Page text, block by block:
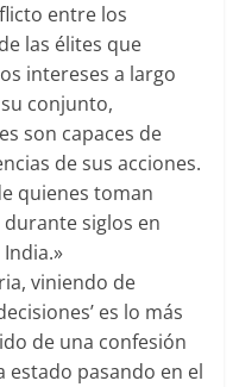
entre los
las élites que
intereses a largo
conjunto,
son capaces de
de sus acciones.
quienes toman
siglos en
viniendo de
es lo más
de una confesión
estado pasando en el